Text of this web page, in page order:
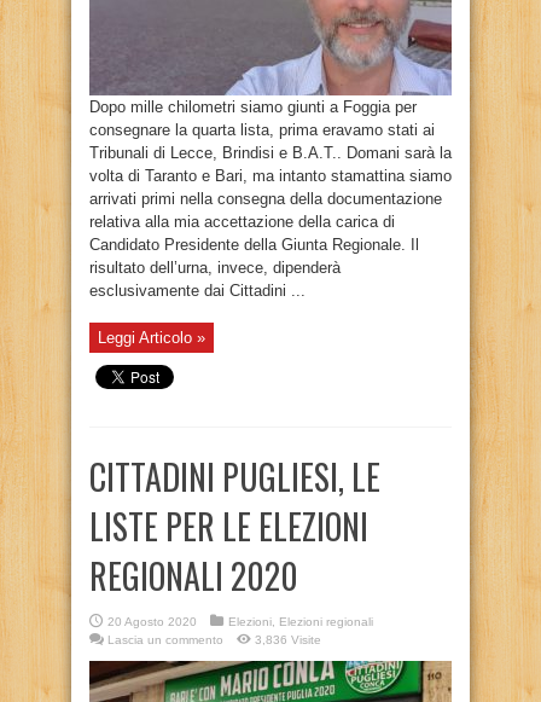
Dopo mille chilometri siamo giunti a Foggia per
consegnare la quarta lista, prima eravamo stati ai
Tribunali di Lecce, Brindisi e B.A.T.. Domani sarà la
volta di Taranto e Bari, ma intanto stamattina siamo
arrivati primi nella consegna della documentazione
relativa alla mia accettazione della carica di
Candidato Presidente della Giunta Regionale. Il
risultato dell’urna, invece, dipenderà
esclusivamente dai Cittadini ...
Leggi Articolo »
CITTADINI PUGLIESI, LE
LISTE PER LE ELEZIONI
REGIONALI 2020
20 Agosto 2020 Elezioni
Elezioni regionali
Lascia un commento
3,836 Visite